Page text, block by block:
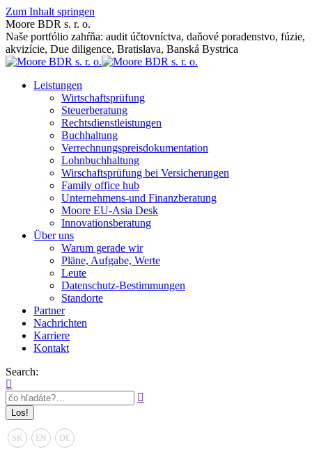
Zum Inhalt springen
Moore BDR s. r. o.
Naše portfólio zahŕňa: audit účtovníctva, daňové poradenstvo, fúzie,
akvizície, Due diligence, Bratislava, Banská Bystrica
Leistungen
Wirtschaftsprüfung
Steuerberatung
Rechtsdienstleistungen
Buchhaltung
Verrechnungspreisdokumentation
Lohnbuchhaltung
Wirschaftsprüfung bei Versicherungen
Family office hub
Unternehmens-und Finanzberatung
Moore EU-Asia Desk
Innovationsberatung
Über uns
Warum gerade wir
Pläne, Aufgabe, Werte
Leute
Datenschutz-Bestimmungen
Standorte
Partner
Nachrichten
Karriere
Kontakt
Search:
SK EN DE